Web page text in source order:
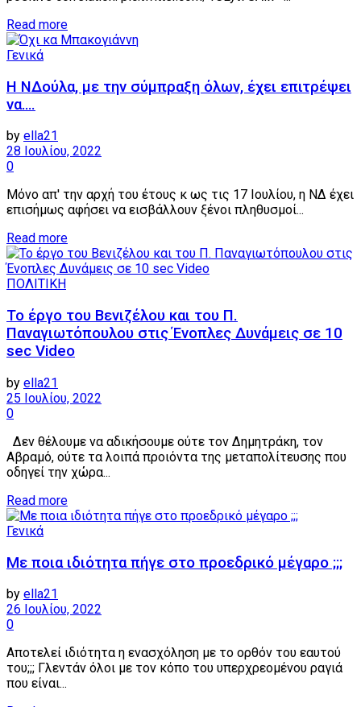
Read moreDetails
Γενικά
H ΝΔούλα, με την σύμπραξη όλων, έχει επιτρέψει
να….
by ella21
28 Ιουλίου, 2022
0
Μόνο απ' την αρχή του έτους κ ως τις 17 Ιουλίου, η ΝΔ έχει
επισήμως αφήσει να εισβάλλουν ξένοι πληθυσμοί...
Read moreDetails
ΠΟΛΙΤΙΚΗ
Το έργο του Βενιζέλου και του Π.
Παναγιωτόπουλου στις Ένοπλες Δυνάμεις σε 10
sec Video
by ella21
25 Ιουλίου, 2022
0
Δεν θέλουμε να αδικήσουμε ούτε τον Δημητράκη, τον
Αβραμό, ούτε τα λοιπά προιόντα της μεταπολίτευσης που
οδηγεί την χώρα...
Read moreDetails
Γενικά
Με ποια ιδιότητα πήγε στο προεδρικό μέγαρο ;;;
by ella21
26 Ιουλίου, 2022
0
Αποτελεί ιδιότητα η ενασχόληση με το ορθόν του εαυτού
του;;; Γλεντάν όλοι με τον κόπο του υπερχρεομένου ραγιά
που είναι...